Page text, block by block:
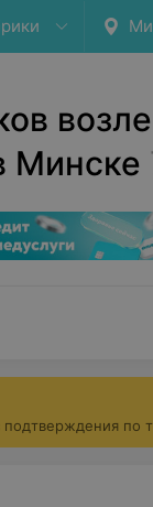
Минске
подтверждения по